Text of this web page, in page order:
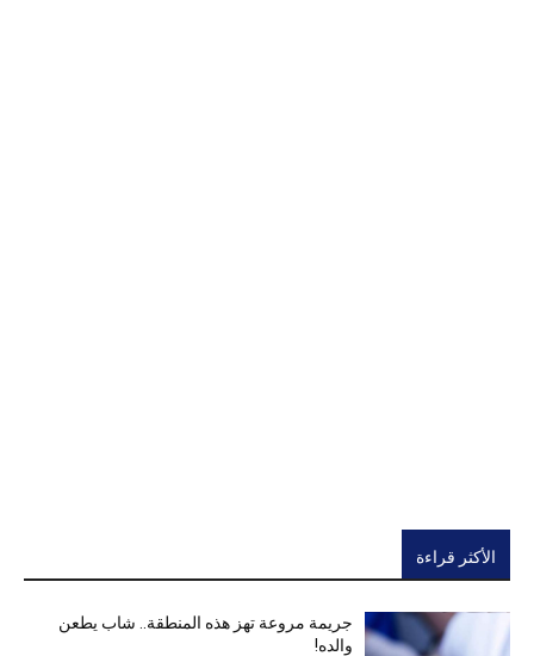
الأكثر قراءة
جريمة مروعة تهز هذه المنطقة.. شاب يطعن
والده!